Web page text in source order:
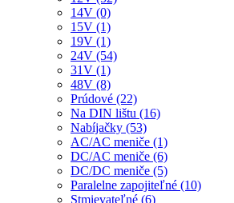
14V (0)
15V (1)
19V (1)
24V (54)
31V (1)
48V (8)
Prúdové (22)
Na DIN lištu (16)
Nabíjačky (53)
AC/AC meniče (1)
DC/AC meniče (6)
DC/DC meniče (5)
Paralelne zapojiteľné (10)
Stmievateľné (6)